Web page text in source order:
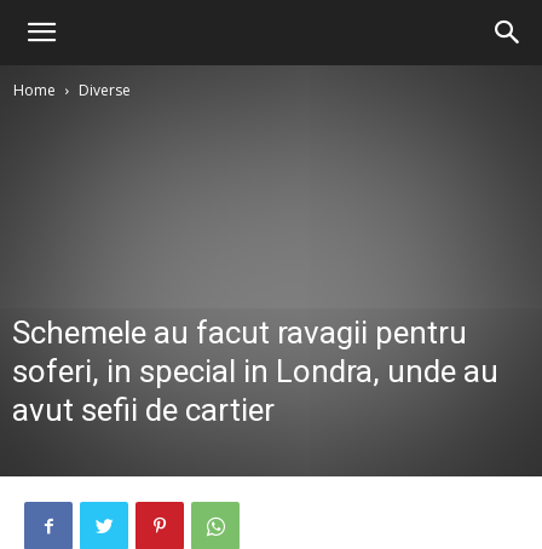
Home Diverse
Schemele au facut ravagii pentru
soferi, in special in Londra, unde au
avut sefii de cartier